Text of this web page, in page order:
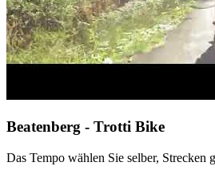
Beatenberg - Trotti Bike
Das Tempo wählen Sie selber, Strecken